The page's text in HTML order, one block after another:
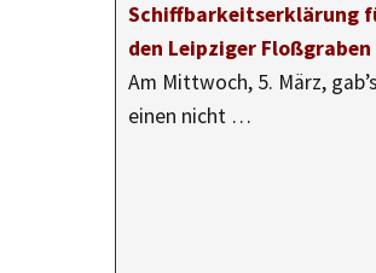
Schiffbarkeitserklärung
den Leipziger Floßgraben
Am Mittwoch, 5. März, gab’s
einen nicht …